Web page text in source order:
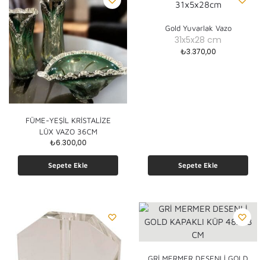
FÜME-YEŞİL KRİSTALİZE
LÜX VAZO 36CM
₺6.300,00
Sepete Ekle
Gold Yuvarlak Vazo
31x5x28 cm
₺3.370,00
Sepete Ekle